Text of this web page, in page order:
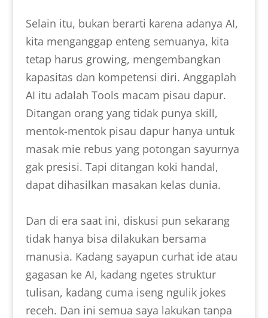
Selain itu, bukan berarti karena adanya AI,
kita menganggap enteng semuanya, kita
tetap harus growing, mengembangkan
kapasitas dan kompetensi diri. Anggaplah
AI itu adalah Tools macam pisau dapur.
Ditangan orang yang tidak punya skill,
mentok-mentok pisau dapur hanya untuk
masak mie rebus yang potongan sayurnya
gak presisi. Tapi ditangan koki handal,
dapat dihasilkan masakan kelas dunia.
Dan di era saat ini, diskusi pun sekarang
tidak hanya bisa dilakukan bersama
manusia. Kadang sayapun curhat ide atau
gagasan ke AI, kadang ngetes struktur
tulisan, kadang cuma iseng ngulik jokes
receh. Dan ini semua saya lakukan tanpa